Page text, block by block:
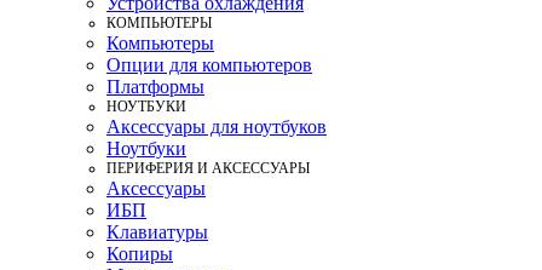
КОМПЬЮТЕРЫ
Компьютеры
Опции для компьютеров
Платформы
НОУТБУКИ
Аксессуары для ноутбуков
Ноутбуки
ПЕРИФЕРИЯ И АКСЕССУАРЫ
Аксессуары
ИБП
Клавиатуры
Копиры